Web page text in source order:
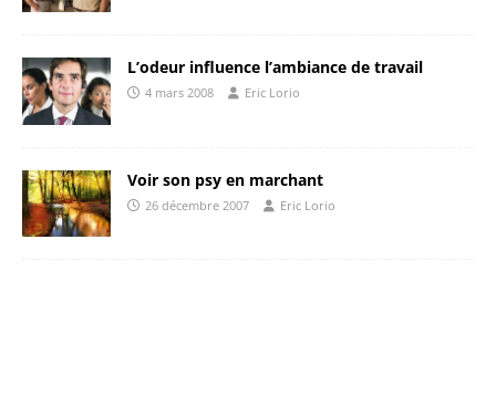
L’odeur influence l’ambiance de travail
4 mars 2008 Eric Lorio
Voir son psy en marchant
26 décembre 2007 Eric Lorio